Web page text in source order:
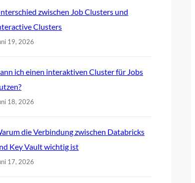
zwischen Job Clusters und
Clusters
19, 2026
ich einen interaktiven Cluster für Jobs
18, 2026
die Verbindung zwischen Databricks
Key Vault wichtig ist
17, 2026